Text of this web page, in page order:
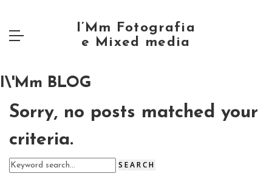
I\'Mm BLOG
Sorry, no posts matched your
criteria.